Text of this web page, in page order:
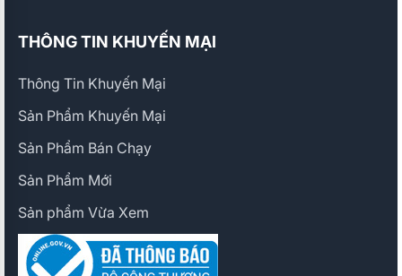
THÔNG TIN KHUYẾN MẠI
Thông Tin Khuyến Mại
Sản Phẩm Khuyến Mại
Sản Phẩm Bán Chạy
Sản Phẩm Mới
Sản phẩm Vừa Xem